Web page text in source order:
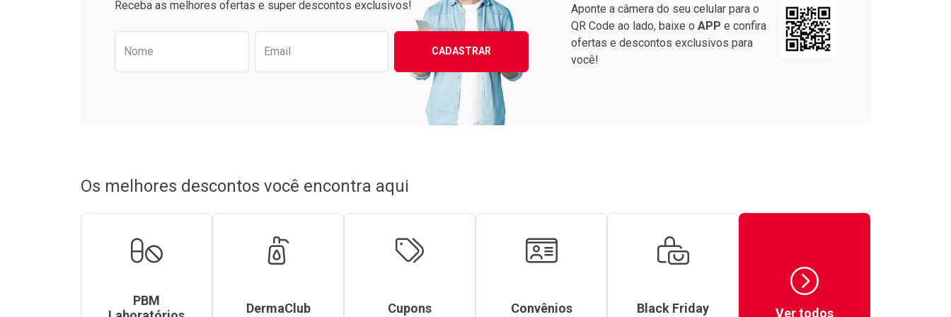
Receba as melhores ofertas e super descontos exclusivos!
Preencha o formulário abaixo para receber as melhores ofertas:
Nome Email CADASTRAR
Aponte a câmera do seu celular para o
QR Code ao lado, baixe o APP e confira
ofertas e descontos exclusivos para
você!
Os melhores descontos você encontra aqui
PBM
DermaClub Cupons Convênios Black Friday Ver todos